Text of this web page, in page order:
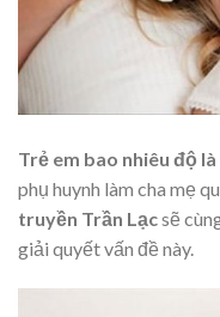
Trẻ em bao nhiêu độ
phụ huynh làm cha mẹ
truyền Trần Lạcsẽ
giải quyết vấn đề này.